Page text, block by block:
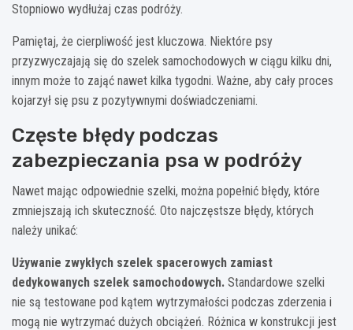
Stopniowo wydłużaj czas podróży.
Pamiętaj, że cierpliwość jest kluczowa. Niektóre psy
przyzwyczajają się do szelek samochodowych w ciągu kilku dni,
innym może to zająć nawet kilka tygodni. Ważne, aby cały proces
kojarzył się psu z pozytywnymi doświadczeniami.
Częste błędy podczas
zabezpieczania psa w podróży
Nawet mając odpowiednie szelki, można popełnić błędy, które
zmniejszają ich skuteczność. Oto najczęstsze błędy, których
należy unikać:
Używanie zwykłych szelek spacerowych zamiast
dedykowanych szelek samochodowych. Standardowe szelki
nie są testowane pod kątem wytrzymałości podczas zderzenia i
mogą nie wytrzymać dużych obciążeń. Różnica w konstrukcji jest